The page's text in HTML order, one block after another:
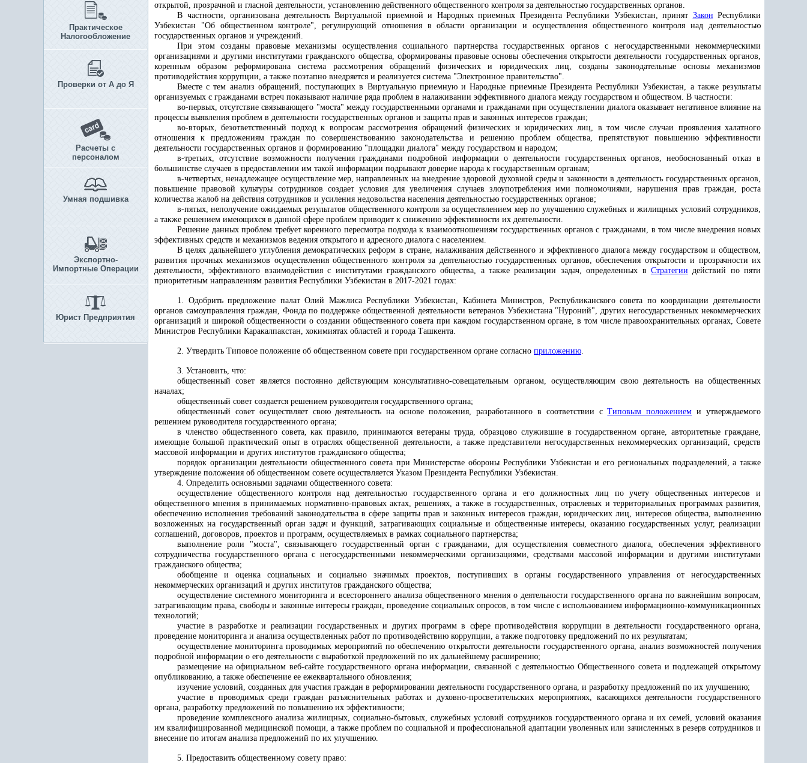
Практическое
Налогообложение
Проверки от А до Я
Расчеты с
персоналом
Умная подшивка
Экспортно-
Импортные Операции
Юрист Предприятия
открытой, прозрачной и гласной деятельности, установлению действенного общественного контроля за деятельностью государственных органов.
В частности, организована деятельность Виртуальной приемной и Народных приемных Президента Республики Узбекистан, принят Закон Республики
Узбекистан "Об общественном контроле", регулирующий отношения в области организации и осуществления общественного контроля над деятельностью
государственных органов и учреждений.
При этом созданы правовые механизмы осуществления социального партнерства государственных органов с негосударственными некоммерческими
организациями и другими институтами гражданского общества, сформированы правовые основы обеспечения открытости деятельности государственных органов,
коренным образом реформирована система рассмотрения обращений физических и юридических лиц, созданы законодательные основы механизмов
противодействия коррупции, а также поэтапно внедряется и реализуется система "Электронное правительство".
Вместе с тем анализ обращений, поступающих в Виртуальную приемную и Народные приемные Президента Республики Узбекистан, а также результаты
организуемых с гражданами встреч показывают наличие ряда проблем в налаживании эффективного диалога между государством и обществом. В частности:
во-первых, отсутствие связывающего "моста" между государственными органами и гражданами при осуществлении диалога оказывает негативное влияние на
процессы выявления проблем в деятельности государственных органов и защиты прав и законных интересов граждан;
во-вторых, безответственный подход к вопросам рассмотрения обращений физических и юридических лиц, в том числе случаи проявления халатного
отношения к предложениям граждан по совершенствованию законодательства и решению проблем общества, препятствуют повышению эффективности
деятельности государственных органов и формированию "площадки диалога" между государством и народом;
в-третьих, отсутствие возможности получения гражданами подробной информации о деятельности государственных органов, необоснованный отказ в
большинстве случаев в предоставлении им такой информации подрывают доверие народа к государственным органам;
в-четвертых, ненадлежащее осуществление мер, направленных на внедрение здоровой духовной среды и законности в деятельность государственных органов,
повышение правовой культуры сотрудников создает условия для увеличения случаев злоупотребления ими полномочиями, нарушения прав граждан, роста
количества жалоб на действия сотрудников и усиления недовольства населения деятельностью государственных органов;
в-пятых, неполучение ожидаемых результатов общественного контроля за осуществлением мер по улучшению служебных и жилищных условий сотрудников,
а также решением имеющихся в данной сфере проблем приводит к снижению эффективности их деятельности.
Решение данных проблем требует коренного пересмотра подхода к взаимоотношениям государственных органов с гражданами, в том числе внедрения новых
эффективных средств и механизмов ведения открытого и адресного диалога с населением.
В целях дальнейшего углубления демократических реформ в стране, налаживания действенного и эффективного диалога между государством и обществом,
развития прочных механизмов осуществления общественного контроля за деятельностью государственных органов, обеспечения открытости и прозрачности их
деятельности, эффективного взаимодействия с институтами гражданского общества, а также реализации задач, определенных в Стратегии действий по пяти
приоритетным направлениям развития Республики Узбекистан в 2017-2021 годах:
1. Одобрить предложение палат Олий Мажлиса Республики Узбекистан, Кабинета Министров, Республиканского совета по координации деятельности
органов самоуправления граждан, Фонда по поддержке общественной деятельности ветеранов Узбекистана "Нуроний", других негосударственных некоммерческих
организаций и широкой общественности о создании общественного совета при каждом государственном органе, в том числе правоохранительных органах, Совете
Министров Республики Каракалпакстан, хокимиятах областей и города Ташкента.
2. Утвердить Типовое положение об общественном совете при государственном органе согласно приложению.
3. Установить, что:
общественный совет является постоянно действующим консультативно-совещательным органом, осуществляющим свою деятельность на общественных
началах;
общественный совет создается решением руководителя государственного органа;
общественный совет осуществляет свою деятельность на основе положения, разработанного в соответствии сТиповым положением и утверждаемого
решением руководителя государственного органа;
в членство общественного совета, как правило, принимаются ветераны труда, образцово служившие в государственном органе, авторитетные граждане,
имеющие большой практический опыт в отраслях общественной деятельности, а также представители негосударственных некоммерческих организаций, средств
массовой информации и других институтов гражданского общества;
порядок организации деятельности общественного совета при Министерстве обороны Республики Узбекистан и его региональных подразделений, а также
утверждение положения об общественном совете осуществляется Указом Президента Республики Узбекистан.
4. Определить основными задачами общественного совета:
осуществление общественного контроля над деятельностью государственного органа и его должностных лиц по учету общественных интересов и
общественного мнения в принимаемых нормативно-правовых актах, решениях, а также в государственных, отраслевых и территориальных программах развития,
обеспечению исполнения требований законодательства в сфере защиты прав и законных интересов граждан, юридических лиц, интересов общества, выполнению
возложенных на государственный орган задач и функций, затрагивающих социальные и общественные интересы, оказанию государственных услуг, реализации
соглашений, договоров, проектов и программ, осуществляемых в рамках социального партнерства;
выполнение роли "моста", связывающего государственный орган с гражданами, для осуществления совместного диалога, обеспечения эффективного
сотрудничества государственного органа с негосударственными некоммерческими организациями, средствами массовой информации и другими институтами
гражданского общества;
обобщение и оценка социальных и социально значимых проектов, поступивших в органы государственного управления от негосударственных
некоммерческих организаций и других институтов гражданского общества;
осуществление системного мониторинга и всестороннего анализа общественного мнения о деятельности государственного органа по важнейшим вопросам,
затрагивающим права, свободы и законные интересы граждан, проведение социальных опросов, в том числе с использованием информационно-коммуникационных
технологий;
участие в разработке и реализации государственных и других программ в сфере противодействия коррупции в деятельности государственного органа,
проведение мониторинга и анализа осуществленных работ по противодействию коррупции, а также подготовку предложений по их результатам;
осуществление мониторинга проводимых мероприятий по обеспечению открытости деятельности государственного органа, анализ возможностей получения
подробной информации о его деятельности с выработкой предложений по их дальнейшему расширению;
размещение на официальном веб-сайте государственного органа информации, связанной с деятельностью Общественного совета и подлежащей открытому
опубликованию, а также обеспечение ее ежеквартального обновления;
изучение условий, созданных для участия граждан в реформировании деятельности государственного органа, и разработку предложений по их улучшению;
участие в проводимых среди граждан разъяснительных работах и духовно-просветительских мероприятиях, касающихся деятельности государственного
органа, разработку предложений по повышению их эффективности;
проведение комплексного анализа жилищных, социально-бытовых, служебных условий сотрудников государственного органа и их семей, условий оказания
им квалифицированной медицинской помощи, а также проблем по социальной и профессиональной адаптации уволенных или зачисленных в резерв сотрудников и
внесение по итогам анализа предложений по их улучшению.
5. Предоставить общественному совету право: